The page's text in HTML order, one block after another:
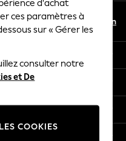
En
d'achat
ces paramètres à
sur « Gérer les
consulter notre
et De
COOKIES